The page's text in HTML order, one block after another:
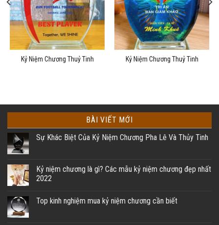
Kỷ Niệm Chương Thuỷ Tinh Kỷ Niệm Chương Thuỷ Tinh
BÀI VIẾT MỚI
Sự Khác Biệt Của Kỷ Niệm Chương Pha Lê Và Thủy Tinh
Kỷ niệm chương là gì? Các mẫu kỷ niệm chương đẹp nhất
2022
Top kinh nghiệm mua kỷ niệm chương cần biết